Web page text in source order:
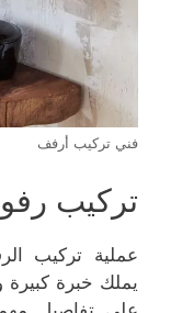
فني تركيب أرفف
تركيب
عملية تركيب
يملك خبرة كبيرة